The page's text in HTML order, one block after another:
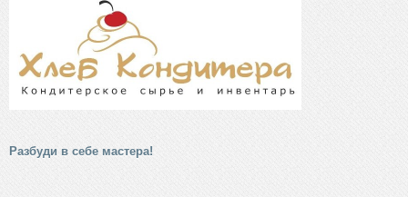
Разбуди в себе мастера!